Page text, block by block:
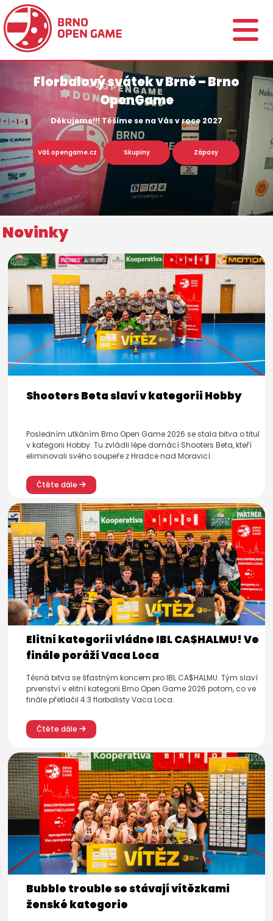
Florbalový svátek v Brně – Brno
OpenGame
Děkujeme!!! Těšíme se na Vás v roce 2027
Váš.opengame.cz Skupiny Zápasy
Novinky
Shooters Beta slaví v kategorii Hobby
Posledním utkáním Brno Open Game 2026 se stala bitva o titul
v kategorii Hobby. Tu zvládli lépe domácí Shooters Beta, kteří
eliminovali svého soupeře z Hradce nad Moravicí.
Čtěte dále
Elitní kategorii vládne IBL CA$HALMU! Ve
finále poráží Vaca Loca
Těsná bitva se šťastným koncem pro IBL CA$HALMU. Tým slaví
prvenství v elitní kategorii Brno Open Game 2026 potom, co ve
finále přetlačil 4:3 florbalisty Vaca Loca.
Čtěte dále
Bubble trouble se stávají vítězkami
ženské kategorie